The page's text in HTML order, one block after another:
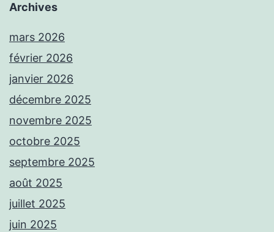
Archives
mars 2026
février 2026
janvier 2026
décembre 2025
novembre 2025
octobre 2025
septembre 2025
août 2025
juillet 2025
juin 2025